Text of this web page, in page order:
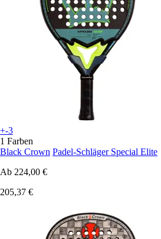
+-3
1 Farben
Black Crown Padel-Schläger Special Elite
Ab 224,00 €
205,37 €